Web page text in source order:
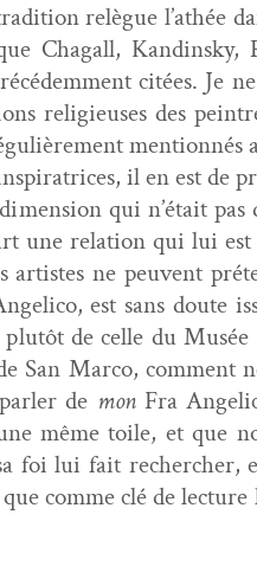
relègue l’athée
Cha­gall,
citées. Je
religieuses des
il en est de
qui n’était
une rela­tion qui lui
ne peu­vent
est sans doute
de celle du
San Mar­co, com­ment
de monFra
même toile, et que
foi lui fait rechercher,
comme clé de